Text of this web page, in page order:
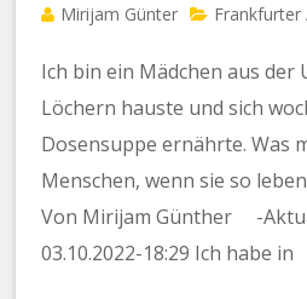
Mirijam Günter Frankfurter
Ich bin ein Mädchen aus der
Löchern hauste und sich
Dosensuppe ernährte. Was
Menschen, wenn sie so
Von Mirijam Günther -
03.10.2022-18:29 Ich habe in